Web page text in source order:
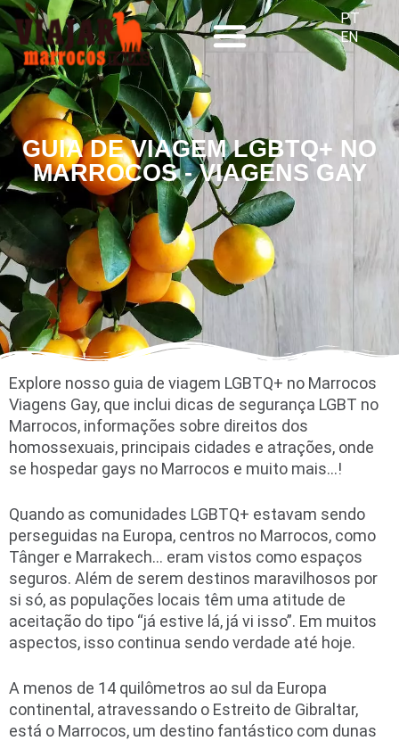
PT
EN
GUIA DE VIAGEM LGBTQ+ NO
MARROCOS - VIAGENS GAY
Explore nosso guia de viagem LGBTQ+ no Marrocos
Viagens Gay, que inclui dicas de segurança LGBT no
Marrocos, informações sobre direitos dos
homossexuais, principais cidades e atrações, onde
se hospedar gays no Marrocos e muito mais…!
Quando as comunidades LGBTQ+ estavam sendo
perseguidas na Europa, centros no Marrocos, como
Tânger e Marrakech… eram vistos como espaços
seguros. Além de serem destinos maravilhosos por
si só, as populações locais têm uma atitude de
aceitação do tipo “já estive lá, já vi isso”. Em muitos
aspectos, isso continua sendo verdade até hoje.
A menos de 14 quilômetros ao sul da Europa
continental, atravessando o Estreito de Gibraltar,
está o Marrocos, um destino fantástico com dunas